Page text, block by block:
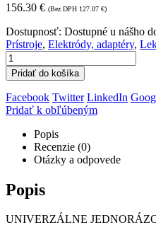
156.30 € (Bez DPH 127.07 €)
Dostupnosť: Dostupné u nášho
Prístroje, Elektródy, adaptéry,
Pridať do košíka
Facebook Twitter LinkedIn
Pridať k obľúbeným
Popis
Recenzie (0)
Otázky a odpovede
Popis
UNIVERZÁLNE